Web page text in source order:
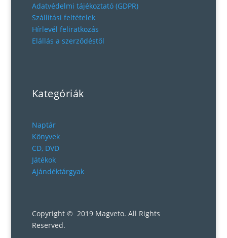
Adatvédelmi tájékoztató (GDPR)
Szállítási feltételek
Hírlevél feliratkozás
Elállás a szerződéstől
Kategóriák
Naptár
Könyvek
CD, DVD
Játékok
Ajándéktárgyak
Copyright © 2019 Magveto. All Rights
Reserved.